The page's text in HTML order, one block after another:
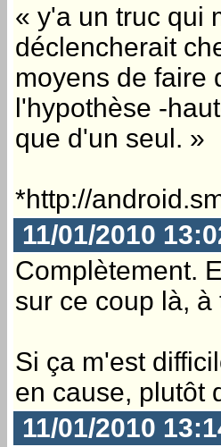
« y'a un truc qui
déclencherait
moyens de faire
l'hypothèse -
que d'un seul. »
*http://
11/01/2010
Complètement.
sur ce coup là,
Si ça m'est
en cause, plutôt
11/01/2010